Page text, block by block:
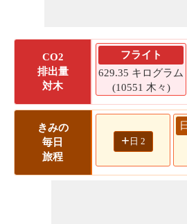
CO2
排出量
対木
フライト
629.35 キログラム
(10551 木々)
きみの
毎日
旅程
+ 日 2